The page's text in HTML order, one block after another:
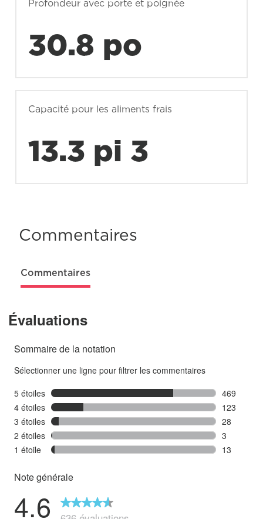
Profondeur avec porte et poignée
30.8 po
Capacité pour les aliments frais
13.3 pi 3
Commentaires
Commentaires